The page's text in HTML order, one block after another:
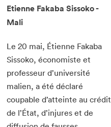
Etienne Fakaba Sissoko -
Mali
Le 20 mai, Étienne Fakaba
Sissoko, économiste et
professeur d’université
malien, a été déclaré
coupable d’atteinte au crédit
de l’État, d’injures et de